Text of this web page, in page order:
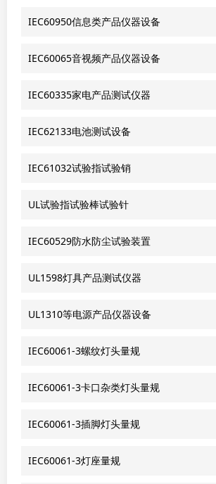
IEC60950信息类产品仪器设备
IEC60065音视频产品仪器设备
IEC60335家电产品测试仪器
IEC62133电池测试设备
IEC61032试验指试验销
UL试验指试验棒试验针
IEC60529防水防尘试验装置
UL1598灯具产品测试仪器
UL1310等电源产品仪器设备
IEC60061-3螺纹灯头量规
IEC60061-3卡口杂类灯头量规
IEC60061-3插脚灯头量规
IEC60061-3灯座量规